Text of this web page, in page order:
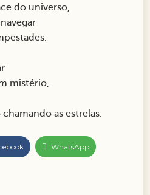
do universo,
mistério,
as estrelas.
WhatsApp